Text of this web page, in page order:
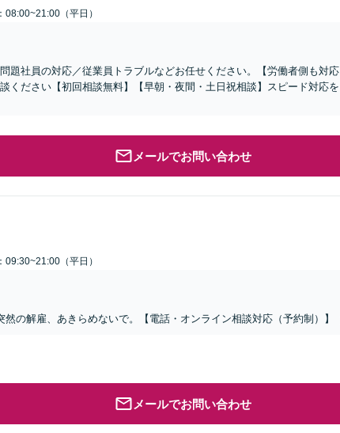
08:00~21:00（平日）
題社員の対応／従業員トラブルなどお任せください。【労働者側も対応
ください【初回相談無料】【早朝・夜間・土日祝相談】スピード対応を
メールでお問い合わせ
09:30~21:00（平日）
の解雇、あきらめないで。【電話・オンライン相談対応（予約制）】
メールでお問い合わせ